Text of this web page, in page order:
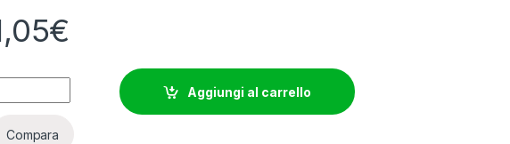
€
PIPETTA GRADUATA 5ML quantity
Aggiungi al carrello
Compara